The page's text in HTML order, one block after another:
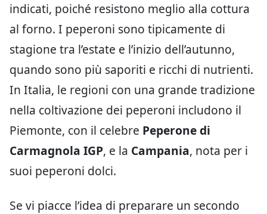
indicati, poiché resistono meglio alla cottura
al forno. I peperoni sono tipicamente di
stagione tra l’estate e l’inizio dell’autunno,
quando sono più saporiti e ricchi di nutrienti.
In Italia, le regioni con una grande tradizione
nella coltivazione dei peperoni includono il
Piemonte, con il celebre Peperone di
Carmagnola IGP, e la Campania, nota per i
suoi peperoni dolci.
Se vi piacce l’idea di preparare un secondo